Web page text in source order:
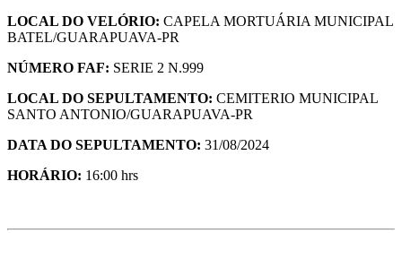
LOCAL DO VELÓRIO: CAPELA MORTUÁRIA MUNICIPAL
BATEL/GUARAPUAVA-PR
NÚMERO FAF: SERIE 2 N.999
LOCAL DO SEPULTAMENTO: CEMITERIO MUNICIPAL
SANTO ANTONIO/GUARAPUAVA-PR
DATA DO SEPULTAMENTO: 31/08/2024
HORÁRIO: 16:00 hrs